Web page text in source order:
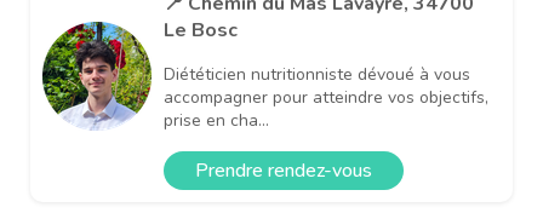
Le Bosc
Diététicien nutritionniste dévoué à vous
accompagner pour atteindre vos objectifs,
prise en cha...
Prendre rendez-vous